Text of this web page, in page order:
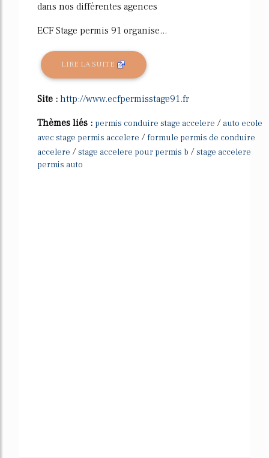
dans nos différentes agences
ECF Stage permis 91 organise...
LIRE LA SUITE
Site : http://www.ecfpermisstage91.fr
Thèmes liés : permis conduire stage accelere / auto ecole
avec stage permis accelere / formule permis de conduire
accelere /stage accelere pour permis b /stage accelere
permis auto